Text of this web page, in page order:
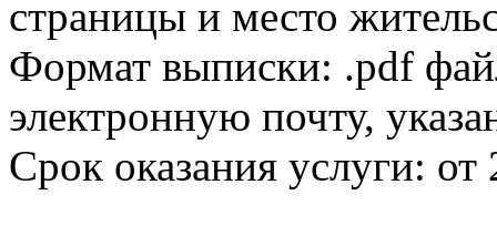
страницы и место
Формат выписки: .pdf
электронную почту,
Срок оказания услуги: от